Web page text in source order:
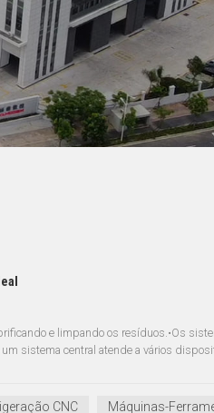
e limpando os resíduos.•Os
sistema central atende a vários
CNC
Máquinas-